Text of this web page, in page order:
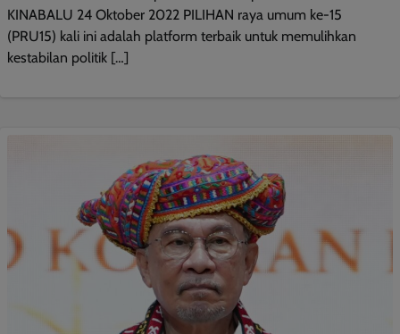
KINABALU 24 Oktober 2022 PILIHAN raya umum ke-15
(PRU15) kali ini adalah platform terbaik untuk memulihkan
kestabilan politik […]